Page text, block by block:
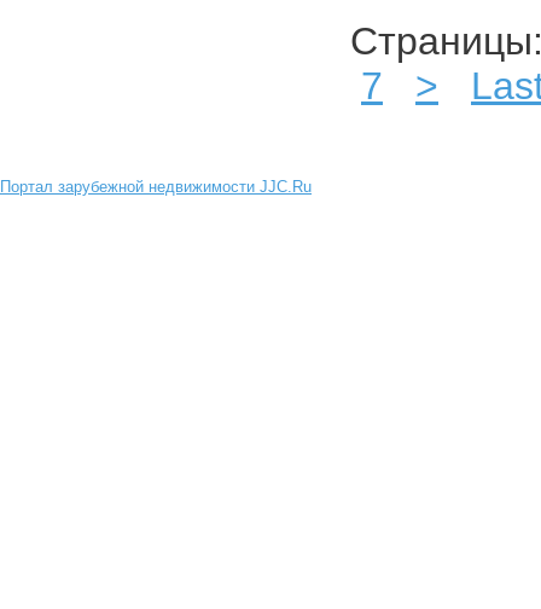
7
>
Портал зарубежной недвижимости JJC.Ru